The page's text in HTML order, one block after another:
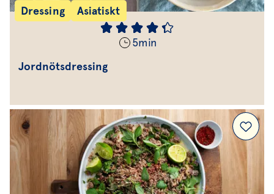
Dressing Asiatiskt
5min
Jordnötsdressing